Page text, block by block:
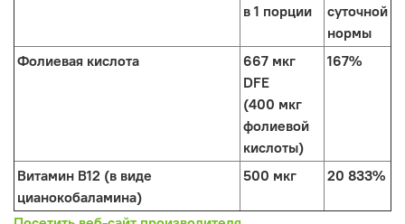
в 1 порции
суточной
нормы
Фолиевая кислота
667 мкг
DFE
(400 мкг
фолиевой
кислоты)
167%
Витамин B12 (в виде
цианокобаламина)
500 мкг 20 833%